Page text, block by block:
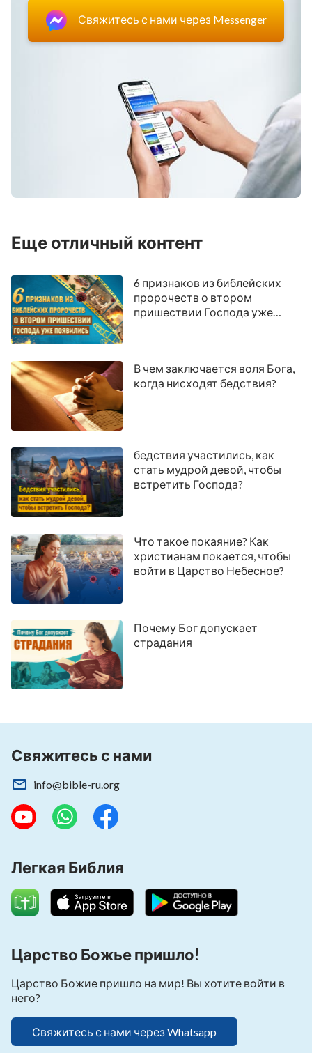
Свяжитесь с нами через Messenger
Еще отличный контент
6 признаков из библейских
пророчеств о втором
пришествии Господа уже
В чем заключается воля Бога,
когда нисходят бедствия?
бедствия участились, как
стать мудрой девой, чтобы
встретить Господа?
Что такое покаяние? Как
христианам покается, чтобы
войти в Царство Небесное?
Почему Бог допускает
страдания
Свяжитесь с нами
info@bible-ru.org
Легкая Библия
Царство Божье пришло!
Царство Божие пришло на мир! Вы хотите войти в
него?
Свяжитесь с нами через Whatsapp